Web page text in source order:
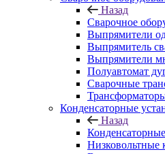
Назад
Сварочное
Выпрямители
Выпрямитель
Выпрямители
Полуавтомат
Сварочные
Конденсаторные
Назад
Низковольтные